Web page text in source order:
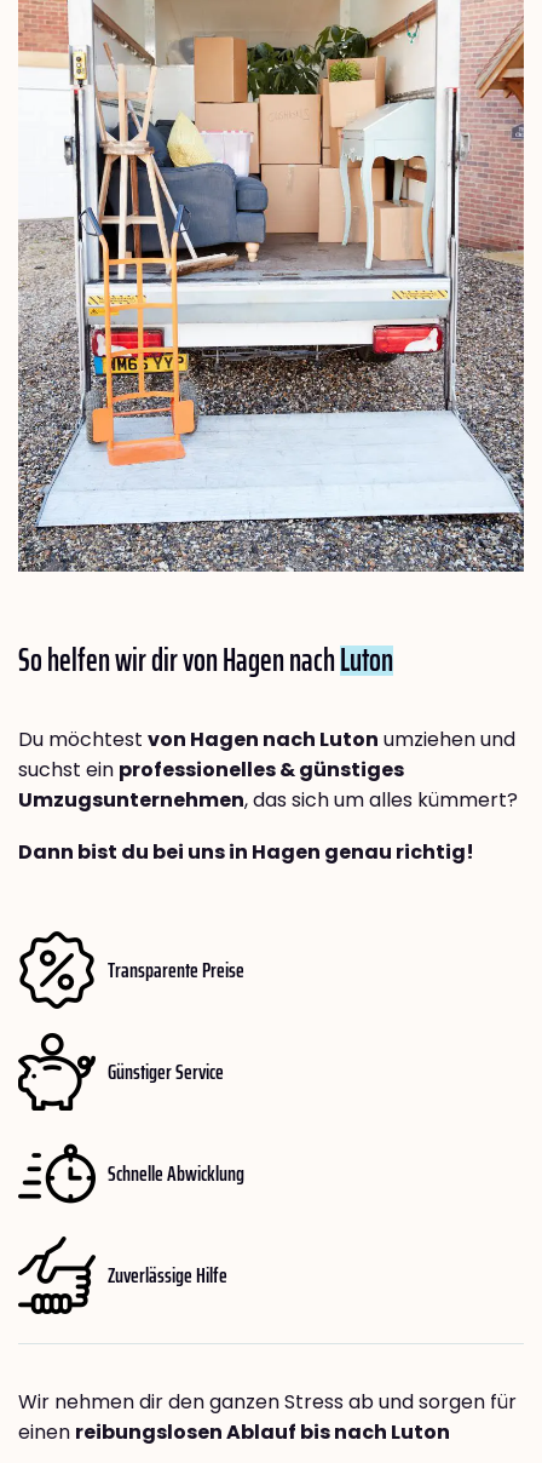
So helfen wir dir von Hagen nachLuton
Du möchtest von Hagen nach Luton umziehen und
suchst ein professionelles & günstiges
Umzugsunternehmen, das sich um alles kümmert?
Dann bist du bei uns in Hagen genau richtig!
Transparente Preise
Günstiger Service
Schnelle Abwicklung
Zuverlässige Hilfe
Wir nehmen dir den ganzen Stress ab und sorgen für
einen reibungslosen Ablauf bis nach Luton